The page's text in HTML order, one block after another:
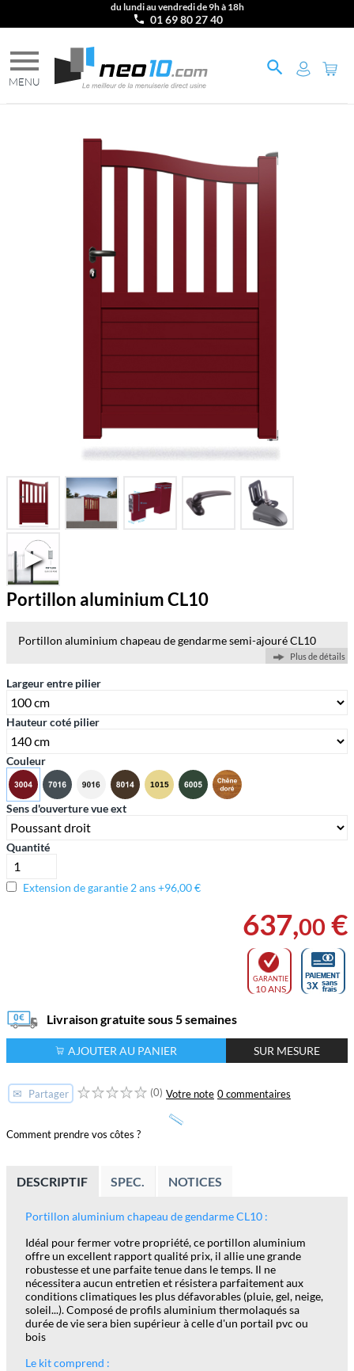
du lundi au vendredi de 9h à 18h
01 69 80 27 40
Portillon aluminium CL10
Portillon aluminium chapeau de gendarmesemi-ajouré CL10
Plus de détails
Largeur entre pilier
Hauteur coté pilier
Couleur
Sens d'ouverture vue ext
Quantité
Extension de garantie 2 ans +96,00 €
637,00 €
GARANTIE
10 ANS
Livraison gratuite sous 5 semaines
AJOUTER AU PANIER SUR MESURE
✉ Partager (0) Votre note 0 commentaires
Comment prendre vos côtes ?
DESCRIPTIF SPEC. NOTICES
Portillon aluminium chapeau de gendarme CL10 :
Idéal pour fermer votre propriété, ce portillon aluminium
offre un excellent rapport qualité prix, il allie une grande
robustesse et une parfaite tenue dans le temps. Il ne
nécessitera aucun entretien et résistera parfaitement aux
conditions climatiques les plus défavorables (pluie, gel, neige,
soleil...). Composé de profils aluminium thermolaqués sa
durée de vie sera bien supérieur à celle d'un portail pvc ou
bois
Le kit comprend :